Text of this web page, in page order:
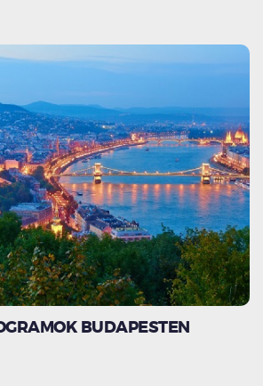
BUDAPESTEN